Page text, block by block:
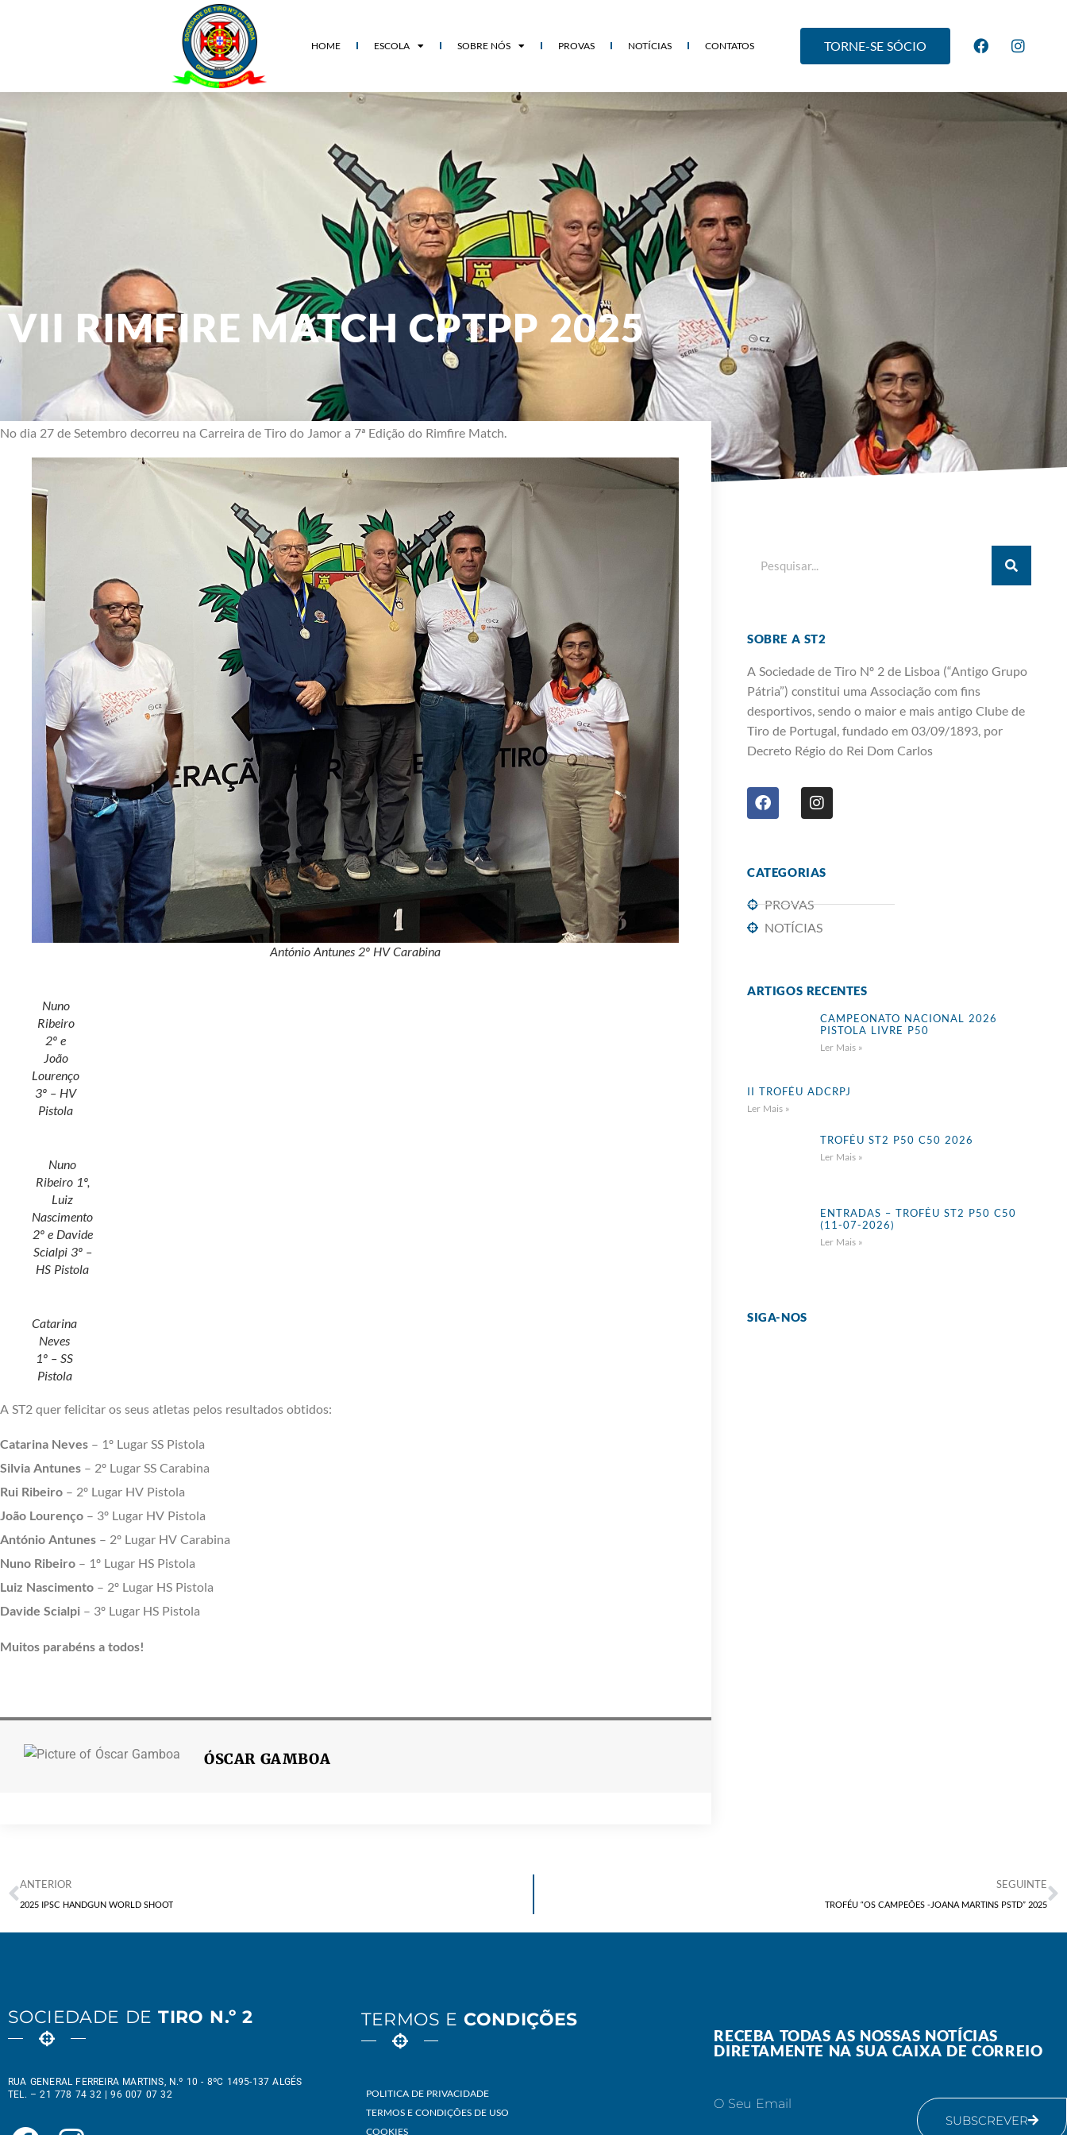
HOME ESCOLA SOBRE NÓS PROVAS NOTÍCIAS CONTATOS TORNE-SE SÓCIO
VII RIMFIRE MATCH CPTPP 2025
No dia 27 de Setembro decorreu na Carreira de Tiro do Jamor a 7ª Edição do Rimfire Match.
António Antunes 2º HV Carabina
Nuno
Ribeiro
2º e
João
Lourenço
3º – HV
Pistola
Nuno
Ribeiro 1º,
Luiz
Nascimento
2º e Davide
Scialpi 3º –
HS Pistola
Catarina
Neves
1º – SS
Pistola
A ST2 quer felicitar os seus atletas pelos resultados obtidos:
Catarina Neves – 1º Lugar SS Pistola
Silvia Antunes – 2º Lugar SS Carabina
Rui Ribeiro – 2º Lugar HV Pistola
João Lourenço – 3º Lugar HV Pistola
António Antunes – 2º Lugar HV Carabina
Nuno Ribeiro – 1º Lugar HS Pistola
Luiz Nascimento – 2º Lugar HS Pistola
Davide Scialpi – 3º Lugar HS Pistola
Muitos parabéns a todos!
ÓSCAR GAMBOA
SOBRE A ST2
A Sociedade de Tiro Nº 2 de Lisboa (“Antigo Grupo
Pátria”) constitui uma Associação com fins
desportivos, sendo o maior e mais antigo Clube de
Tiro de Portugal, fundado em 03/09/1893, por
Decreto Régio do Rei Dom Carlos
CATEGORIAS
PROVAS
NOTÍCIAS
ARTIGOS RECENTES
CAMPEONATO NACIONAL 2026
PISTOLA LIVRE P50
Ler Mais »
II TROFÉU ADCRPJ
Ler Mais »
TROFÉU ST2 P50 C50 2026
Ler Mais »
ENTRADAS – TROFÉU ST2 P50 C50
(11-07-2026)
Ler Mais »
SIGA-NOS
ANTERIOR
2025 IPSC HANDGUN WORLD SHOOT
SEGUINTE
TROFÉU “OS CAMPEÕES -JOANA MARTINS PSTD” 2025
SOCIEDADE DE TIRO N.º 2
RUA GENERAL FERREIRA MARTINS, N.º 10 - 8ºC 1495-137 ALGÉS
TEL. – 21 778 74 32 | 96 007 07 32
TERMOS ECONDIÇÕES
POLITICA DE PRIVACIDADE
TERMOS E CONDIÇÕES DE USO
COOKIES
RECEBA TODAS AS NOSSAS NOTÍCIAS
DIRETAMENTE NA SUA CAIXA DE CORREIO
O Seu Email
SUBSCREVER